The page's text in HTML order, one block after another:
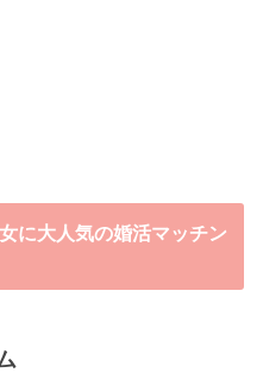
に大人気の婚活マッチン